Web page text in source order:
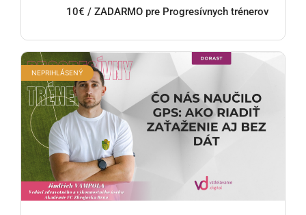
10€ / ZADARMO pre Progresívnych trénerov
NEPRIHLÁSENÝ